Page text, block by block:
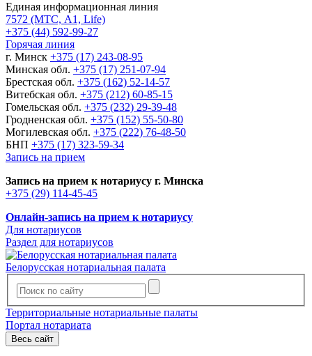
Единая информационная линия
7572 (МТС, A1, Life)
+375 (44) 592-99-27
Горячая линия
г. Минск +375 (17) 243-08-95
Минская обл. +375 (17) 251-07-94
Брестская обл. +375 (162) 52-14-57
Витебская обл. +375 (212) 60-85-15
Гомельская обл. +375 (232) 29-39-48
Гродненская обл. +375 (152) 55-50-80
Могилевская обл. +375 (222) 76-48-50
БНП +375 (17) 323-59-34
Запись на прием
Запись на прием к нотариусу г. Минска
+375 (29) 114-45-45
Онлайн-запись на прием к нотариусу
Для нотариусов
Раздел для нотариусов
Белорусская нотариальная палата
Территориальные нотариальные палаты
Портал нотариата
Весь сайт